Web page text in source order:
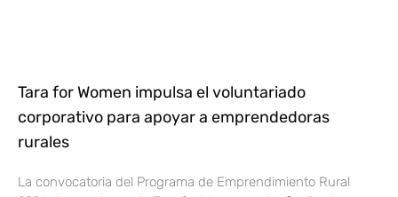
Tara for Women impulsa el voluntariado
corporativo para apoyar a emprendedoras
rurales
La convocatoria del Programa de Emprendimiento Rural